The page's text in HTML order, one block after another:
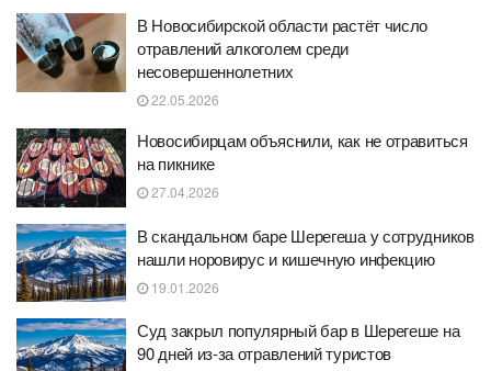
В Новосибирской области растёт число
отравлений алкоголем среди
несовершеннолетних
22.05.2026
Новосибирцам объяснили, как не отравиться
на пикнике
27.04.2026
В скандальном баре Шерегеша у сотрудников
нашли норовирус и кишечную инфекцию
19.01.2026
Суд закрыл популярный бар в Шерегеше на
90 дней из-за отравлений туристов